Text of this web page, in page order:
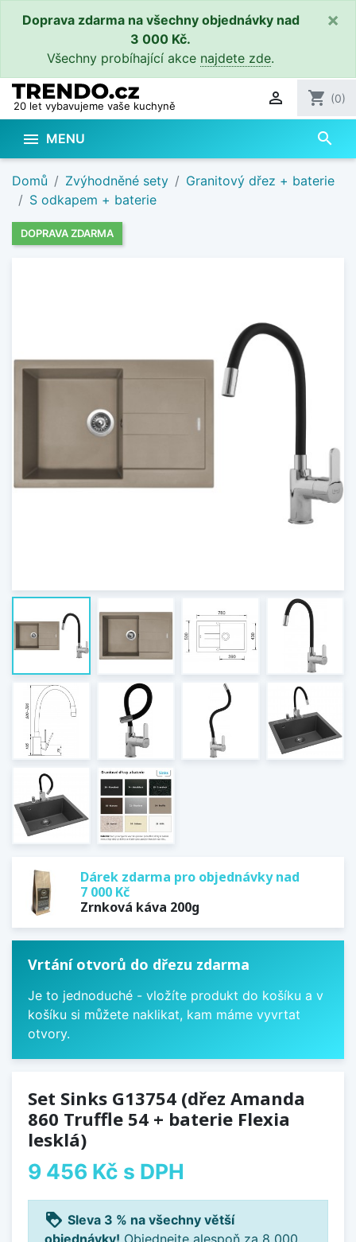
Doprava zdarma na všechny objednávky nad
3 000 Kč.
Všechny probíhající akce najdete zde.
×
20 let vybavujeme vaše kuchyně  shopping_cart (0)
 MENU search
Domů Zvýhodněné sety
Granitový dřez + baterie
S odkapem + baterie
DOPRAVA ZDARMA
Dárek zdarma pro objednávky nad
7 000 Kč
Zrnková káva 200g
Vrtání otvorů do dřezu zdarma
Je to jednoduché - vložíte produkt do košíku a v
košíku si můžete naklikat, kam máme vyvrtat
otvory.
Set Sinks G13754 (dřez Amanda
860 Truffle 54 + baterie Flexia
lesklá)
9 456 Kč s DPH
loyalty Sleva 3 % na všechny větší